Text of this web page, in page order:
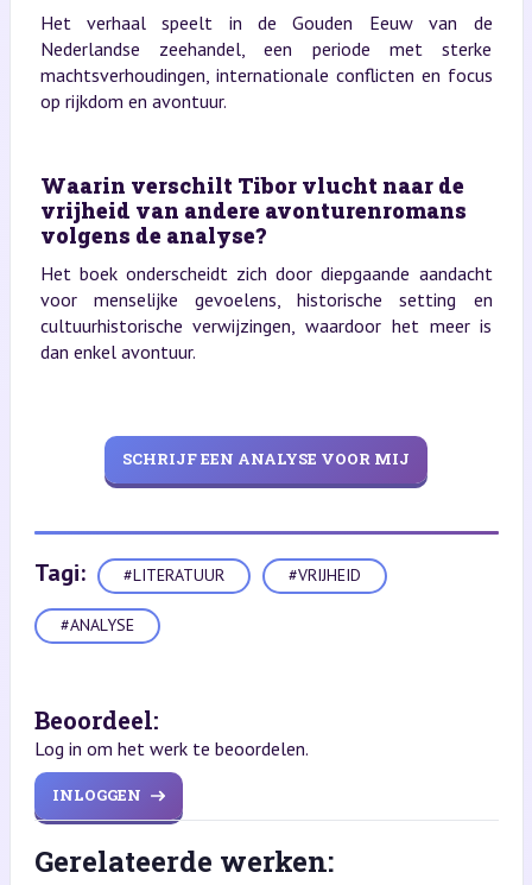
Het verhaal speelt in de Gouden Eeuw van de
Nederlandse zeehandel, een periode met sterke
machtsverhoudingen, internationale conflicten en focus
op rijkdom en avontuur.
Waarin verschilt Tibor vlucht naar de
vrijheid van andere avonturenromans
volgens de analyse?
Het boek onderscheidt zich door diepgaande aandacht
voor menselijke gevoelens, historische setting en
cultuurhistorische verwijzingen, waardoor het meer is
dan enkel avontuur.
SCHRIJF EEN ANALYSE VOOR MIJ
Tagi: #LITERATUUR #VRIJHEID
#ANALYSE
Beoordeel:
Log in om het werk te beoordelen.
INLOGGEN
Gerelateerde werken: